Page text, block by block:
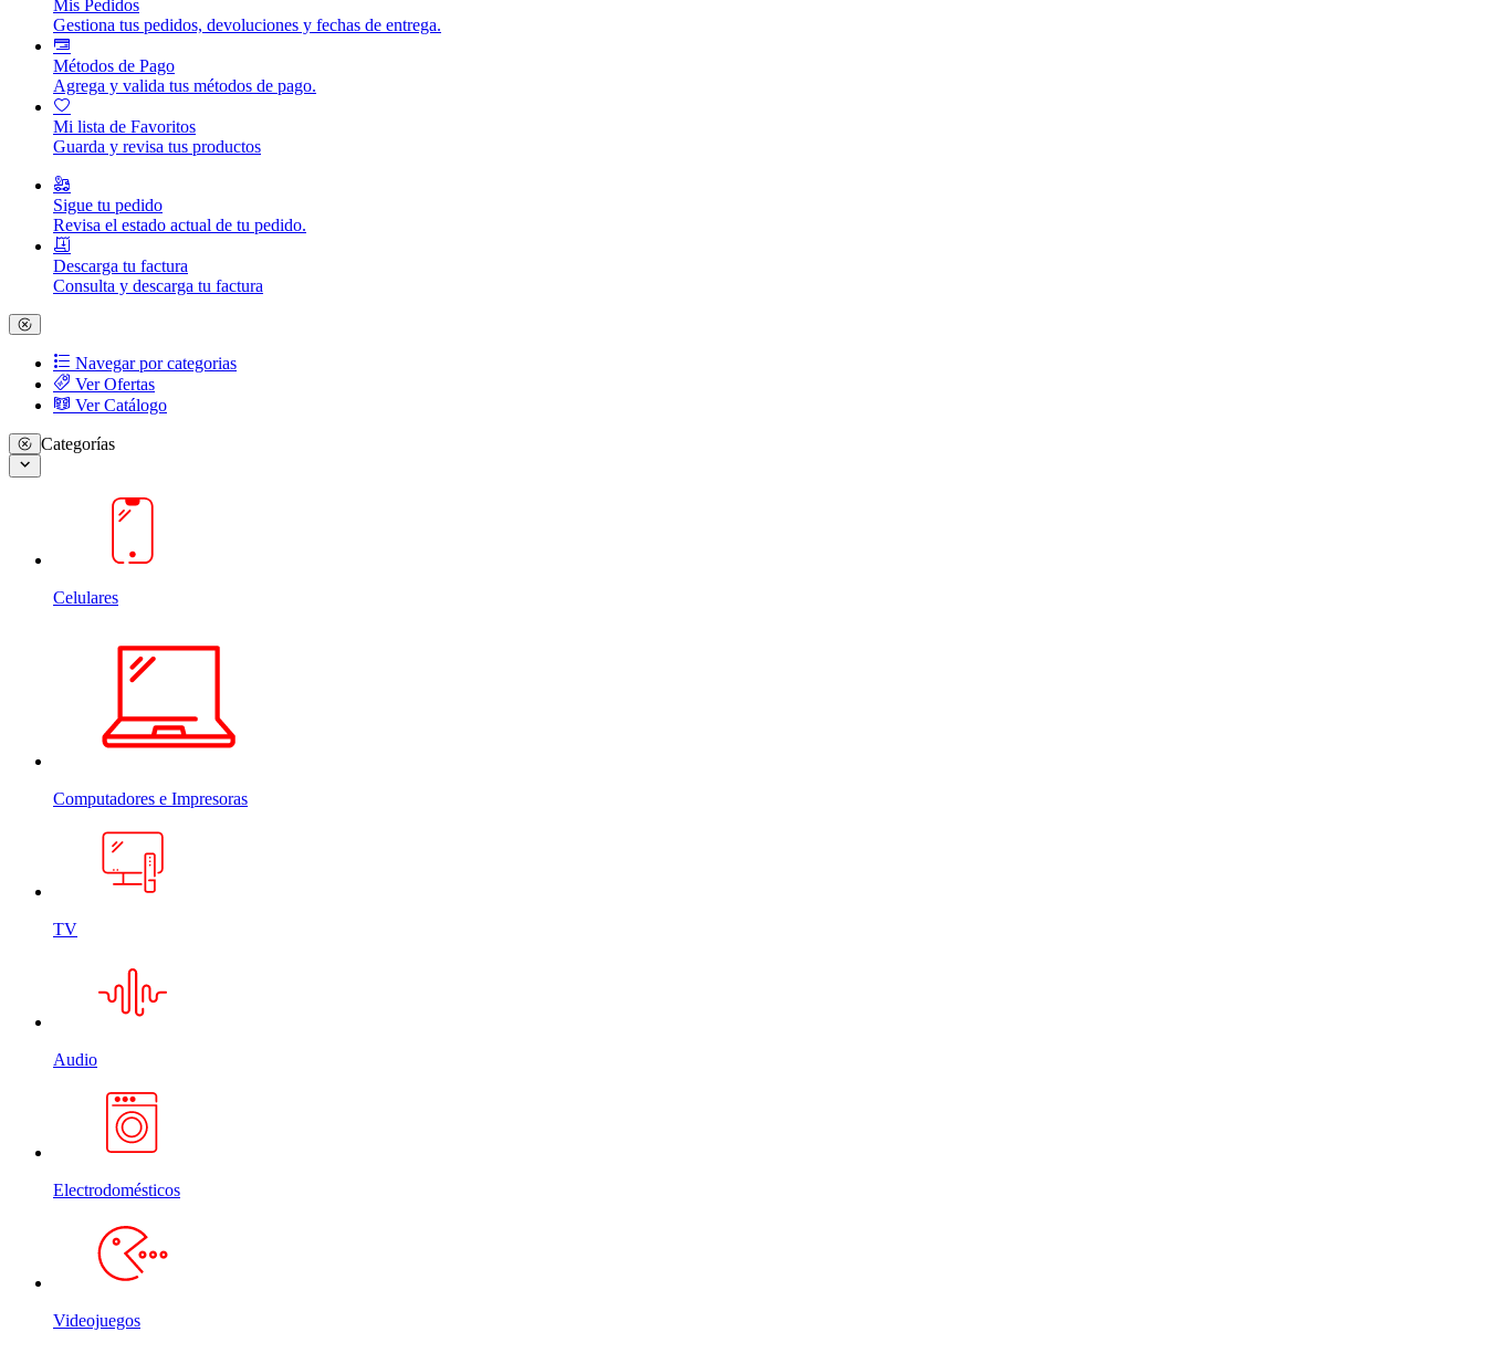
Mis Pedidos
Gestiona tus pedidos, devoluciones y fechas de entrega.
Métodos de Pago
Agrega y valida tus métodos de pago.
Mi lista de Favoritos
Guarda y revisa tus productos
Sigue tu pedido
Revisa el estado actual de tu pedido.
Descarga tu factura
Consulta y descarga tu factura
Navegar por categorias
Ver Ofertas
Ver Catálogo
Categorías
Celulares
Computadores e Impresoras
TV
Audio
Electrodomésticos
Videojuegos